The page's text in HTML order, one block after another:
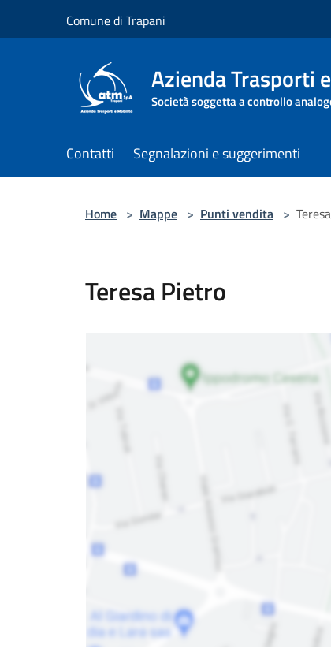
Comune di Trapani
Azienda Trasporti
Società soggetta a controllo
Contatti Segnalazioni e suggerimenti
Home > Mappe > Punti vendita >
Teresa Pietro